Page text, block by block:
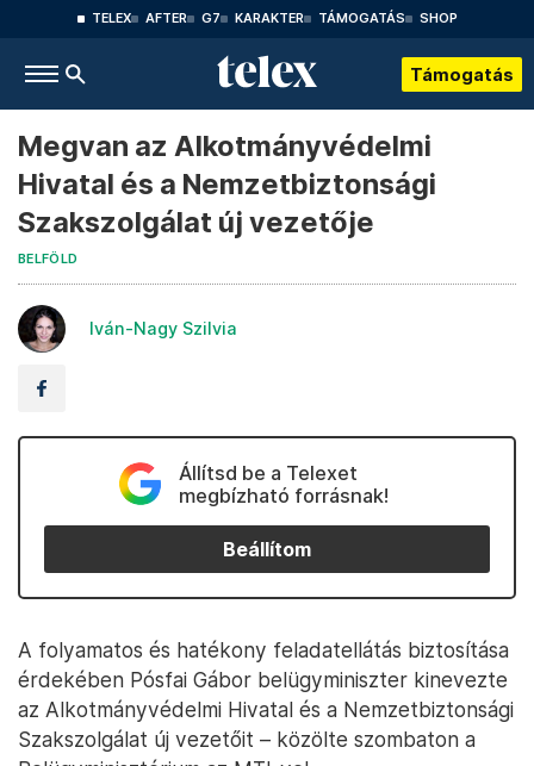
TELEX AFTER G7 KARAKTER TÁMOGATÁS SHOP
Támogatás
Megvan az Alkotmányvédelmi
Hivatal és a Nemzetbiztonsági
Szakszolgálat új vezetője
BELFÖLD
Iván-Nagy Szilvia
Állítsd be a Telexet
megbízható forrásnak!
Beállítom
A folyamatos és hatékony feladatellátás biztosítása
érdekében Pósfai Gábor belügyminiszter kinevezte
az Alkotmányvédelmi Hivatal és a Nemzetbiztonsági
Szakszolgálat új vezetőit – közölte szombaton a